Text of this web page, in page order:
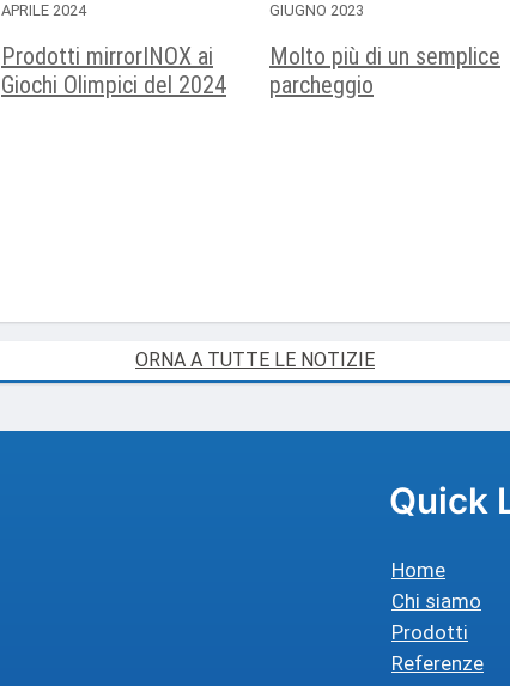
APRILE 2024
Prodotti mirrorINOX ai
Giochi Olimpici del 2024
GIUGNO 2023
Molto più di un semplice
parcheggio
ORNA A TUTTE LE NOTIZIE
Quick
Home
Chi siamo
Prodotti
Referenze